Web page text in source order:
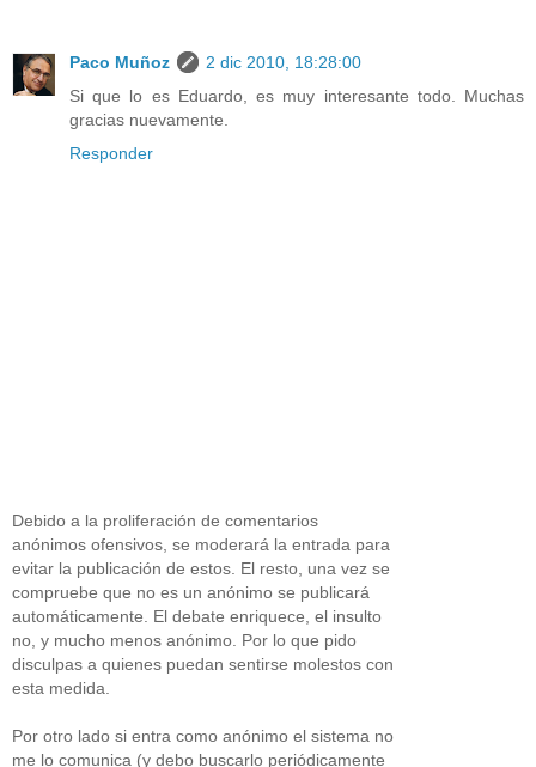
Paco Muñoz
2 dic 2010, 18:28:00
Si que lo es Eduardo, es muy interesante todo. Muchas
gracias nuevamente.
Responder
Debido a la proliferación de comentarios
anónimos ofensivos, se moderará la entrada para
evitar la publicación de estos. El resto, una vez se
compruebe que no es un anónimo se publicará
automáticamente. El debate enriquece, el insulto
no, y mucho menos anónimo. Por lo que pido
disculpas a quienes puedan sentirse molestos con
esta medida.
Por otro lado si entra como anónimo el sistema no
me lo comunica (y debo buscarlo periódicamente